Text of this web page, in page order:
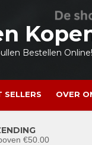
Bestellen Online!
SELLERS OVER
€50.00